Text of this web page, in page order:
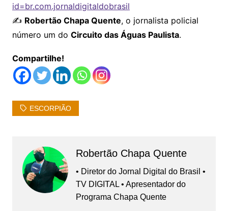
id=br.com.jornaldigitaldobrasil
✍️ Robertão Chapa Quente, o jornalista policial
número um do Circuito das Águas Paulista.
Compartilhe!
ESCORPIÃO
Robertão Chapa Quente
• Diretor do Jornal Digital do Brasil •
TV DIGITAL • Apresentador do
Programa Chapa Quente